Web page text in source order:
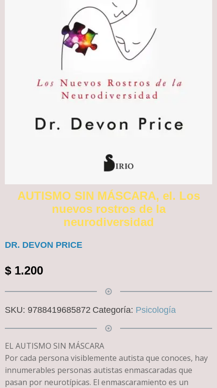
AUTISMO SIN MÁSCARA, el. Los
nuevos rostros de la
neurodiversidad
DR. DEVON PRICE
$ 1.200
SKU: 9788419685872 Categoría: Psicología
EL AUTISMO SIN MÁSCARA
Por cada persona visiblemente autista que conoces, hay
innumerables personas autistas enmascaradas que
pasan por neurotípicas. El enmascaramiento es un